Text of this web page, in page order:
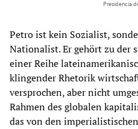
Presidencia
Petro ist kein Sozialist,
Nationalist. Er gehört zu der
einer Reihe
klingender Rhetorik
versprochen, aber nicht
Rahmen des globalen
das von den